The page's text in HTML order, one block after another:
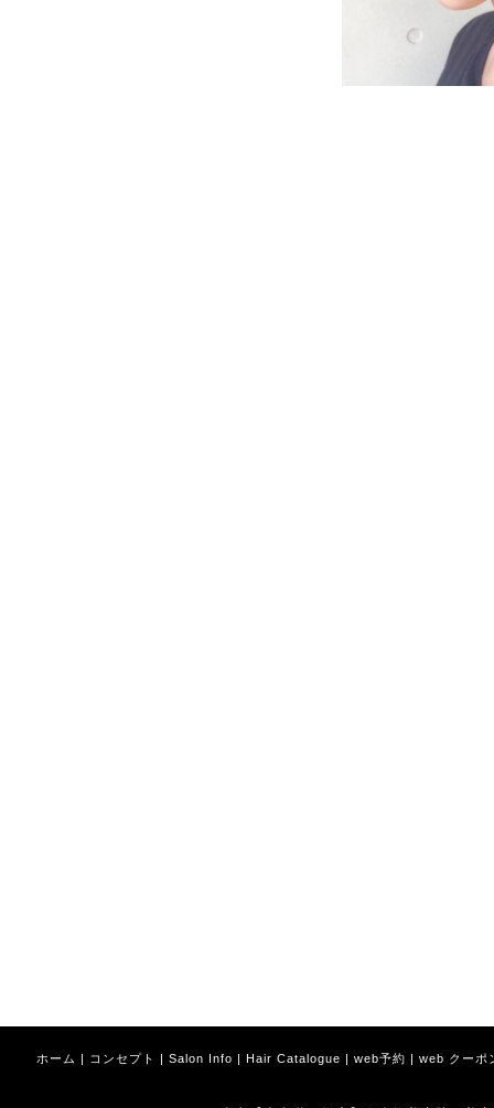
ホーム | コンセプト | Salon Info | Hair Catalogue | web予約 | web クーポ